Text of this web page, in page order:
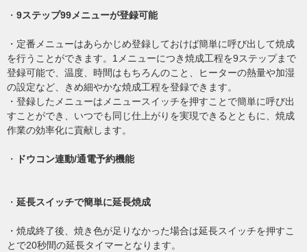
・ 9ステップ99メニューが登録可能
・定番メニューはあらかじめ登録しておけば簡単に呼び出して焼成
を行うことができます。1メニューにつき焼成工程を9ステップまで
登録可能で、温度、時間はもちろんのこと、ヒーターの熱量や加湿
の設定など、きめ細やかな焼成工程を登録できます。
・登録したメニューはメニュースイッチを押すことで簡単に呼び出
すことができ、いつでも同じ仕上がりを実現できるとともに、焼成
作業の効率化に貢献します。
・ ドウコン連動/通電予約機能
・ 延長スイッチで簡単に延長焼成
・焼成終了後、焼き色が足りなかった場合は延長スイッチを押すこ
とで20秒間の延長タイマーとなります。